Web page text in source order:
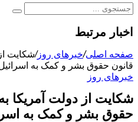
اخبار مرتبط
صفحه اصلی/خبرهای روز/شکایت
قانون حقوق بشر و کمک به
خبرهای روز
شکایت از دولت آمریکا
حقوق بشر و کمک به